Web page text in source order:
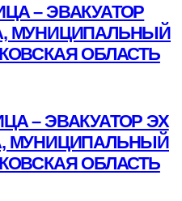
– ЭВАКУАТОР
МУНИЦИПАЛЬНЫЙ
ОБЛАСТЬ
– ЭВАКУАТОР ЭХ
МУНИЦИПАЛЬНЫЙ
ОБЛАСТЬ